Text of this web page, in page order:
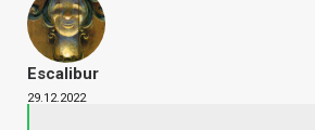
Escalibur
29.12.2022